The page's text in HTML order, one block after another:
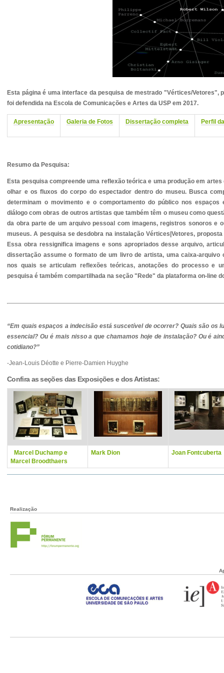
Esta página é uma interface da pesquisa de mestrado "Vértices/
foi defendida na Escola de Comunicações e Artes da USP em 2017.
Apresentação Galeria de Fotos Dissertação completa Perfil
Resumo da Pesquisa:
Esta pesquisa compreende uma reflexão teórica e uma produção em artes
olhar e os fluxos do corpo do espectador dentro do museu. Busca
determinam o movimento e o comportamento do público nos espaços
diálogo com obras de outros artistas que também têm o museu como
da obra parte de um arquivo pessoal com imagens, registros sonoros e
museus. A pesquisa se desdobra na instalação Vértices|Vetores,
Essa obra ressignifica imagens e sons apropriados desse arquivo,
dissertação assume o formato de um livro de artista, uma caixa-arquivo
nos quais se articulam reflexões teóricas, anotações do processo e
pesquisa é também compartilhada na seção "Rede" da plataforma on-line
“Em quais espaços a indecisão está suscetível de ocorrer? Quais são os
essencial? Ou é mais nisso a que chamamos hoje de instalação? Ou é
cotidiano?”
-Jean-Louis Déotte e Pierre-Damien Huyghe
Confira as seções das Exposições e dos Artistas:
Marcel Duchamp e
Marcel Broodthaers
Mark Dion Joan Fontcuberta
Realização